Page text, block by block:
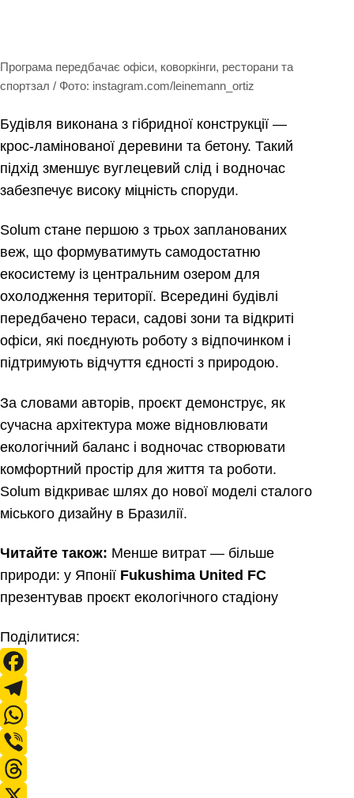
Програма передбачає офіси, коворкінги, ресторани та
спортзал / Фото: instagram.com/leinemann_ortiz
Будівля виконана з гібридної конструкції —
крос-ламінованої деревини та бетону. Такий
підхід зменшує вуглецевий слід і водночас
забезпечує високу міцність споруди.
Solum стане першою з трьох запланованих
веж, що формуватимуть самодостатню
екосистему із центральним озером для
охолодження території. Всередині будівлі
передбачено тераси, садові зони та відкриті
офіси, які поєднують роботу з відпочинком і
підтримують відчуття єдності з природою.
За словами авторів, проєкт демонструє, як
сучасна архітектура може відновлювати
екологічний баланс і водночас створювати
комфортний простір для життя та роботи.
Solum відкриває шлях до нової моделі сталого
міського дизайну в Бразилії.
Читайте також: Менше витрат — більше
природи: у Японії Fukushima United FC
презентував проєкт екологічного стадіону
Поділитися:
F
a
c
e
T
e
W
hV